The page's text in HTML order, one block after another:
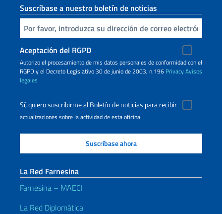
Suscríbase a nuestro boletín de noticias
Inserta tu correo electronico
Aceptación del RGPD
Autorizo ​​el procesamiento de mis datos personales de conformidad con el
RGPD y el Decreto Legislativo 30 de junio de 2003, n.196 PrivacyAvisos
legales
Sí, quiero suscribirme al Boletín de noticias para recibir
actualizaciones sobre la actividad de esta oficina
La Red Farnesina
Farnesina – MAECI
La Red Diplomática